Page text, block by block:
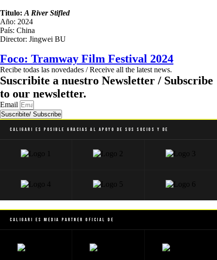
Titulo: A River Stifled
Año: 2024
País: China
Director: Jingwei BU
Foco: Tramway Film Festival 2024
Recibe todas las novedades / Receive all the latest news.
Suscribite a nuestro Newsletter / Subscribe
to our newsletter.
Email
Suscribite/ Subscribe
Caligari es posible gracias al apoyo de sus socios y de
Caligari es Media Partner Oficial de